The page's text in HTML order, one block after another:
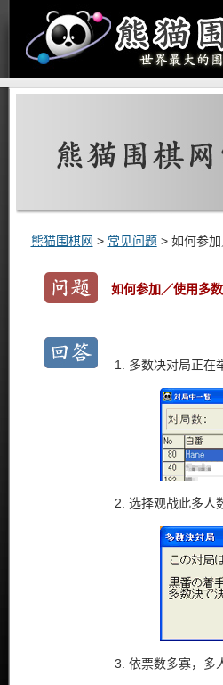
熊猫围棋网 > 常见问题> 如何参加
如何参加／使用多
多数决对局正在
选择观战此多人
依票数多寡，多